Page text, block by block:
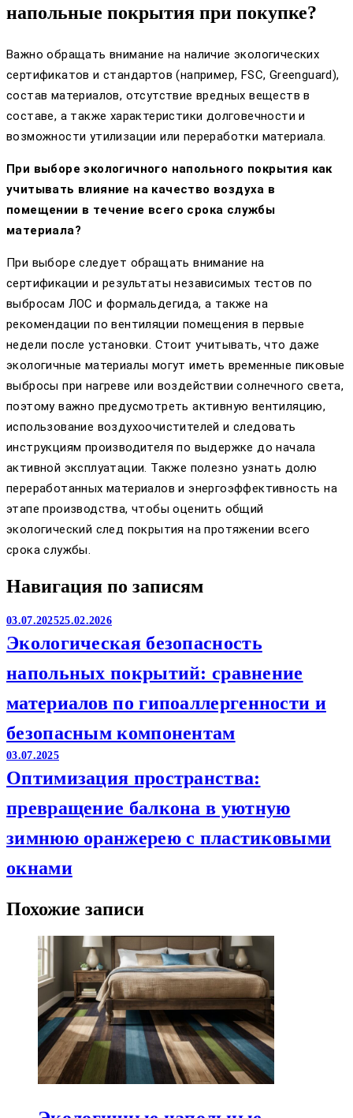
напольные покрытия при покупке?
Важно обращать внимание на наличие экологических
сертификатов и стандартов (например, FSC, Greenguard),
состав материалов, отсутствие вредных веществ в
составе, а также характеристики долговечности и
возможности утилизации или переработки материала.
При выборе экологичного напольного покрытия как
учитывать влияние на качество воздуха в
помещении в течение всего срока службы
материала?
При выборе следует обращать внимание на
сертификации и результаты независимых тестов по
выбросам ЛОС и формальдегида, а также на
рекомендации по вентиляции помещения в первые
недели после установки. Стоит учитывать, что даже
экологичные материалы могут иметь временные пиковые
выбросы при нагреве или воздействии солнечного света,
поэтому важно предусмотреть активную вентиляцию,
использование воздухоочистителей и следовать
инструкциям производителя по выдержке до начала
активной эксплуатации. Также полезно узнать долю
переработанных материалов и энергоэффективность на
этапе производства, чтобы оценить общий
экологический след покрытия на протяжении всего
срока службы.
Навигация по записям
03.07.202525.02.2026
Экологическая безопасность
напольных покрытий: сравнение
материалов по гипоаллергенности и
безопасным компонентам
03.07.2025
Оптимизация пространства:
превращение балкона в уютную
зимнюю оранжерею с пластиковыми
окнами
Похожие записи